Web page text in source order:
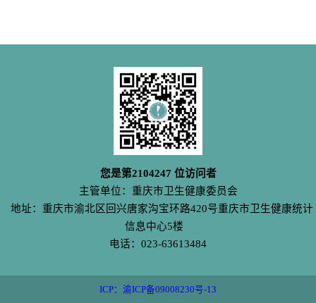
您是第2104247 位访问者
主管单位：重庆市卫生健康委员会
地址：重庆市渝北区回兴唐家沟宝环路420号重庆市卫生健康统计
信息中心5楼
电话：023-63613484
ICP：渝ICP备09008230号-13